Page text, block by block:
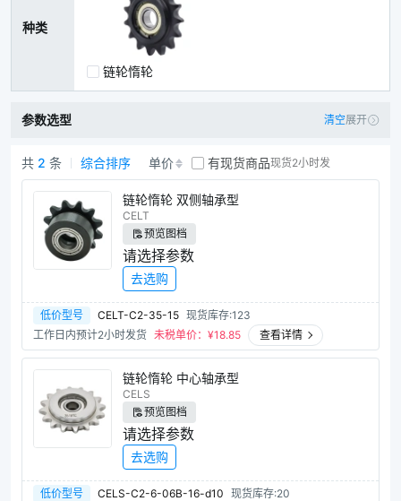
双排链轮/链条
双节距小滚子输送链轮/链条
双节距大滚子输送链轮/链条
平顶链 链条导向件
链条导向件带C型槽钢
链条导向件带安装法兰型
摩擦条/钢轨
链条连接杆 惰轮销
带惰轮张力调整装置 张力调整装置
链条张力调整器
种类
链轮惰轮
参数选型 清空展开
链轮惰轮商品列表
共 2 条 综合排序 单价 有现货商品现货2小时发
链轮惰轮 双侧轴承型
CELT
预览图档
请选择参数
去选购
低价型号 CELT-C2-35-15 现货库存:123
工作日内预计2小时发货 未税单价：¥18.85 查看详情
链轮惰轮 中心轴承型
CELS
预览图档
请选择参数
去选购
低价型号 CELS-C2-6-06B-16-d10 现货库存:20